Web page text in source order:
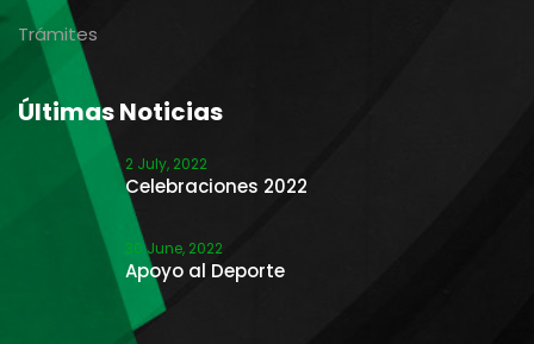
Trámites
Últimas Noticias
2 July, 2022
Celebraciones 2022
30 June, 2022
Apoyo al Deporte